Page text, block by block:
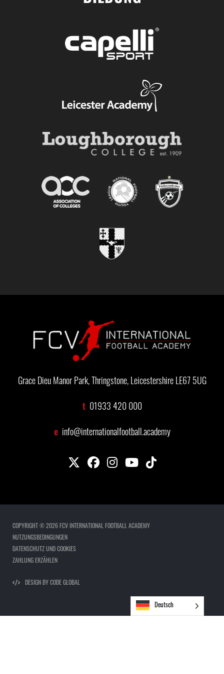
Grace Dieu Manor Park, Thringstone, Leicestershire LE67 5UG
t 01933 420 000
e info@internationalfootball.academy
COPYRIGHT © 2026 FCV INTERNATIONAL FOOTBALL ACADEMY
NUTZUNGSBEDINGUNGEN
DATENSCHUTZ UND COOKIES
ZAHLUNG ERZÄHLEN
DESIGN BY CODE GLOBAL
Deutsch